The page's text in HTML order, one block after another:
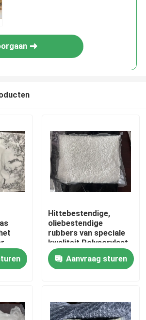
Hittebestendige,
oliebestendige
rubbers van speciale
kwaliteit Polyacrylaat
elastomeren (ACM)
bieden een aantal
unieke fysieke
met afdichting,
insluiting en demping
Aanvraag sturen